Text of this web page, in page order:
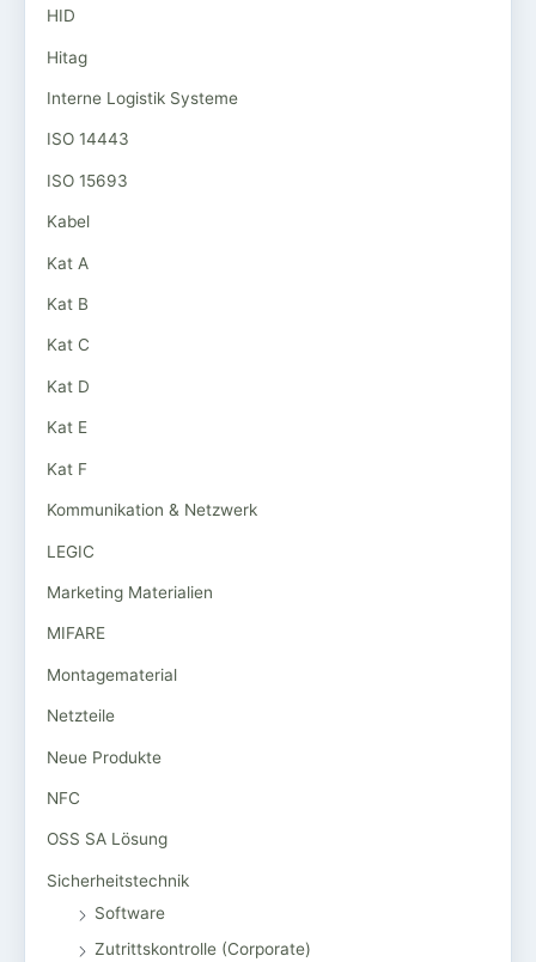
HID
Hitag
Interne Logistik Systeme
ISO 14443
ISO 15693
Kabel
Kat A
Kat B
Kat C
Kat D
Kat E
Kat F
Kommunikation & Netzwerk
LEGIC
Marketing Materialien
MIFARE
Montagematerial
Netzteile
Neue Produkte
NFC
OSS SA Lösung
Sicherheitstechnik
Software
Zutrittskontrolle (Corporate)